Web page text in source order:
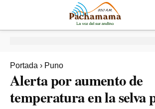
Portada › Puno
Alerta por aumento de
temperatura en la selva